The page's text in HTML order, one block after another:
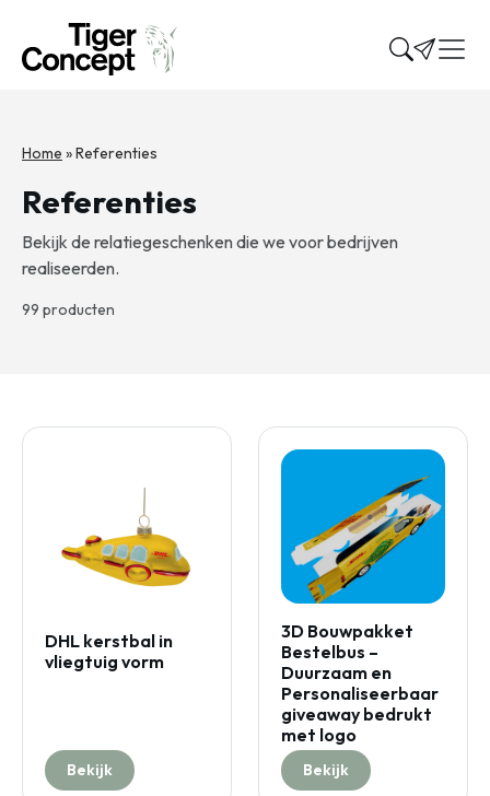
Home »Referenties
Referenties
Bekijk de relatiegeschenken die we voor bedrijven
realiseerden.
99 producten
DHL kerstbal in
vliegtuig vorm
Bekijk
3D Bouwpakket
Bestelbus –
Duurzaam en
Personaliseerbaar
giveaway bedrukt
met logo
Bekijk